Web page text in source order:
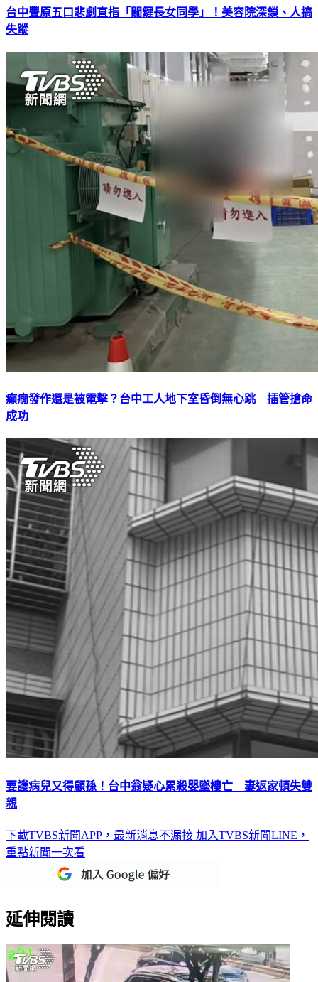
台中豐原五口悲劇直指「關鍵長女同學」！美容院深鎖、人搞
失蹤
癲癇發作還是被電擊？台中工人地下室昏倒無心跳 插管搶命
成功
要護病兒又得顧孫！台中翁疑心累殺嬰墜樓亡 妻返家頓失雙
親
下載TVBS新聞APP，最新消息不漏接 加入TVBS新聞LINE，
重點新聞一次看
延伸閱讀